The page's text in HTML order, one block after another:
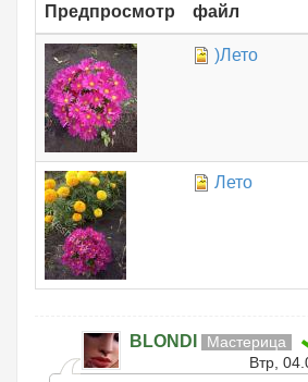
Предпросмотр
файл
)Лето
Лето
BLONDI Мастерица
Втр,